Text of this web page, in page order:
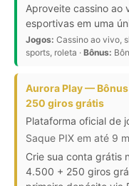
Aproveite cassino ao
esportivas em uma
Jogos: Cassino ao vivo,
sports, roleta · Bônus:
Aurora Play —
250 giros grátis
Plataforma oficial de
Saque PIX em até 9
Crie sua conta grátis
4.500 + 250 giros